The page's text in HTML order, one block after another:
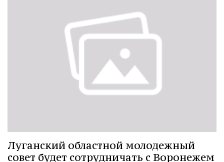
Луганский областной молодежный
совет будет сотрудничать с Воронежем